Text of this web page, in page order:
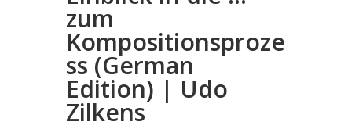
zum
Kompositionsproze
ss (German
Edition) | Udo
Zilkens